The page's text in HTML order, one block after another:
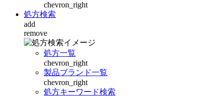
chevron_right
処方検索
add
remove
処方一覧
chevron_right
製品ブランド一覧
chevron_right
処方キーワード検索